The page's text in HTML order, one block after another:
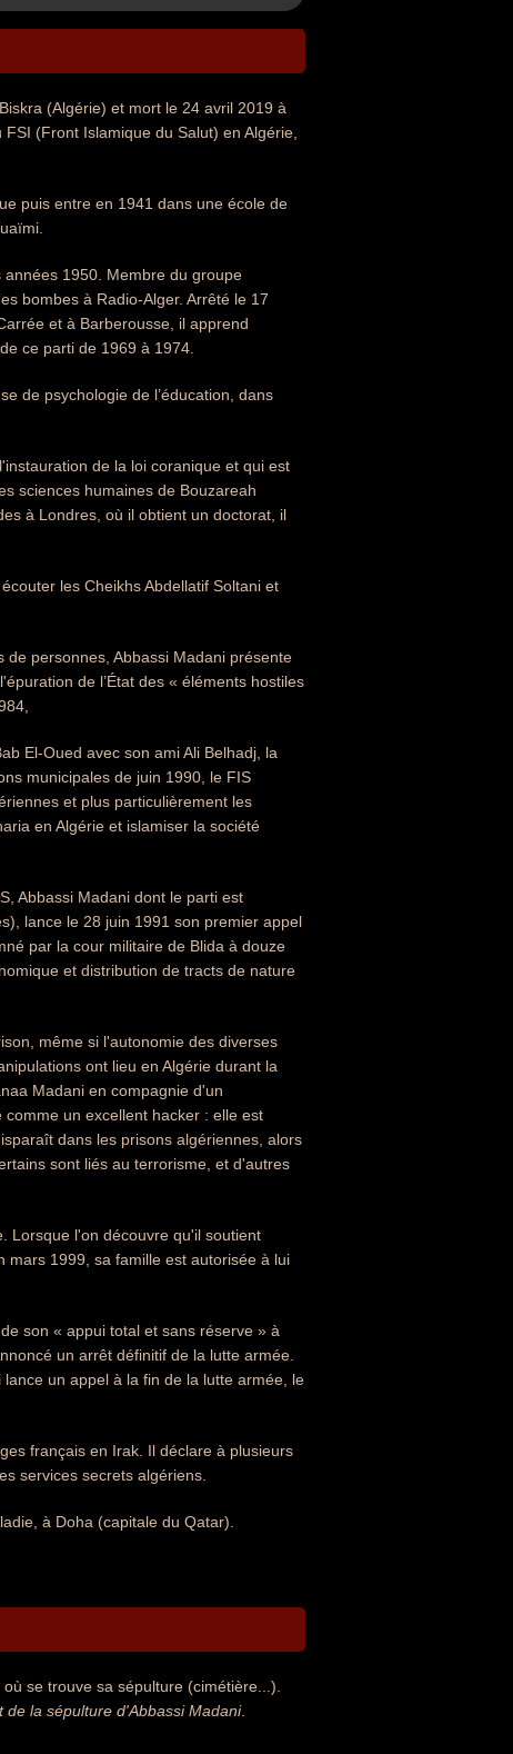
(Algérie) et mort le 24 avril 2019 à
(Front Islamique du Salut) en Algérie,
puis entre en 1941 dans une école de
1950. Membre du groupe
bombes à Radio-Alger. Arrêté le 17
et à Barberousse, il apprend
ce parti de 1969 à 1974.
de psychologie de l’éducation, dans
de la loi coranique et qui est
sciences humaines de Bouzareah
à Londres, où il obtient un doctorat, il
les Cheikhs Abdellatif Soltani et
personnes, Abbassi Madani présente
de l’État des « éléments hostiles
El-Oued avec son ami Ali Belhadj, la
municipales de juin 1990, le FIS
et plus particulièrement les
en Algérie et islamiser la société
Abbassi Madani dont le parti est
lance le 28 juin 1991 son premier appel
par la cour militaire de Blida à douze
et distribution de tracts de nature
même si l'autonomie des diverses
ont lieu en Algérie durant la
Madani en compagnie d'un
un excellent hacker : elle est
dans les prisons algériennes, alors
sont liés au terrorisme, et d'autres
Lorsque l'on découvre qu'il soutient
mars 1999, sa famille est autorisée à lui
de son « appui total et sans réserve » à
un arrêt définitif de la lutte armée.
lance un appel à la fin de la lutte armée, le
français en Irak. Il déclare à plusieurs
services secrets algériens.
à Doha (capitale du Qatar).
se trouve sa sépulture (cimétière...).
la sépulture d'Abbassi Madani.